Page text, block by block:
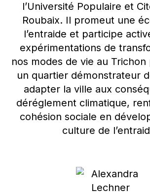
l’Université Populaire et
Roubaix. Il promeut une
l’entraide et participe
expérimentations de
nos modes de vie au
un quartier démonstrateur
adapter la ville aux
déréglement climatique,
cohésion sociale en
culture de